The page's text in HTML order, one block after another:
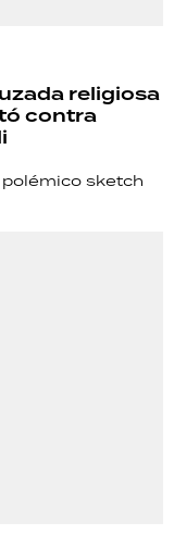
religiosa
contra
sketch